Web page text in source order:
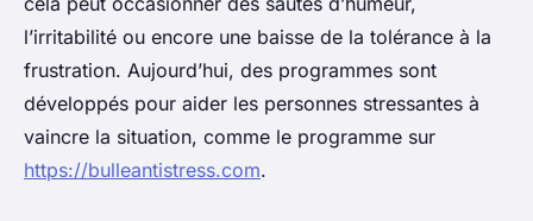
l’irritabilité ou encore une baisse de la tolérance à la
frustration. Aujourd’hui, des programmes sont
développés pour aider les personnes stressantes à
vaincre la situation, comme le programme sur
https://bulleantistress.com.